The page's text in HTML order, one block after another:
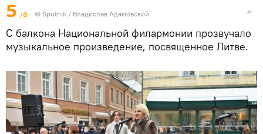
5 /8 © Sputnik / Владислав Адамовский
С балкона Национальной филармонии прозвучало
музыкальное произведение, посвященное Литве.